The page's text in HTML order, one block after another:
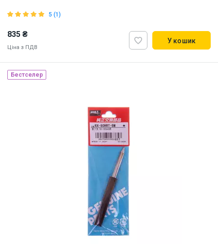
5 (1)
835 ₴
Ціна з ПДВ
У кошик
Made in Japan
Бестселер